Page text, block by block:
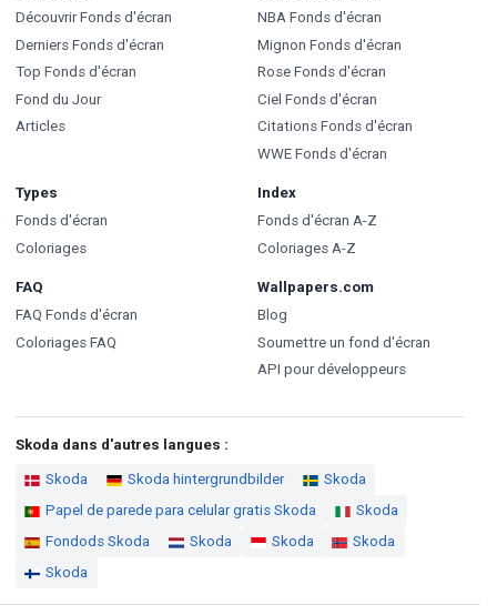
Découvrir Fonds d'écran
Derniers Fonds d'écran
Top Fonds d'écran
Fond du Jour
Articles
NBA Fonds d'écran
Mignon Fonds d'écran
Rose Fonds d'écran
Ciel Fonds d'écran
Citations Fonds d'écran
WWE Fonds d'écran
Types
Fonds d'écran
Coloriages
Index
Fonds d'écran A-Z
Coloriages A-Z
FAQ
FAQ Fonds d'écran
Coloriages FAQ
Wallpapers.com
Blog
Soumettre un fond d'écran
API pour développeurs
Skoda dans d'autres langues :
Skoda Skoda hintergrundbilder
Skoda
Papel de parede para celular gratis Skoda
Skoda
Fondods Skoda
Skoda Skoda
Skoda
Skoda